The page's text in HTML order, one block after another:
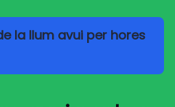
la llum avui per hores